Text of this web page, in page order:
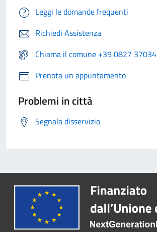
Leggi le domande frequenti
Richiedi Assistenza
Chiama il comune +39 0827 37034
Prenota un appuntamento
Problemi in città
Segnala disservizio